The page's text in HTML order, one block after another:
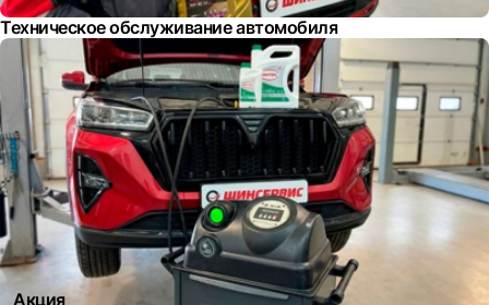
Техническое обслуживание автомобиля
Акция